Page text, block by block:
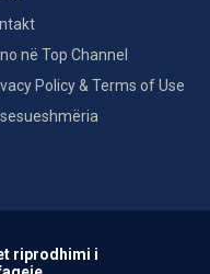
në Top Channel
Policy & Terms of Use
riprodhimi i